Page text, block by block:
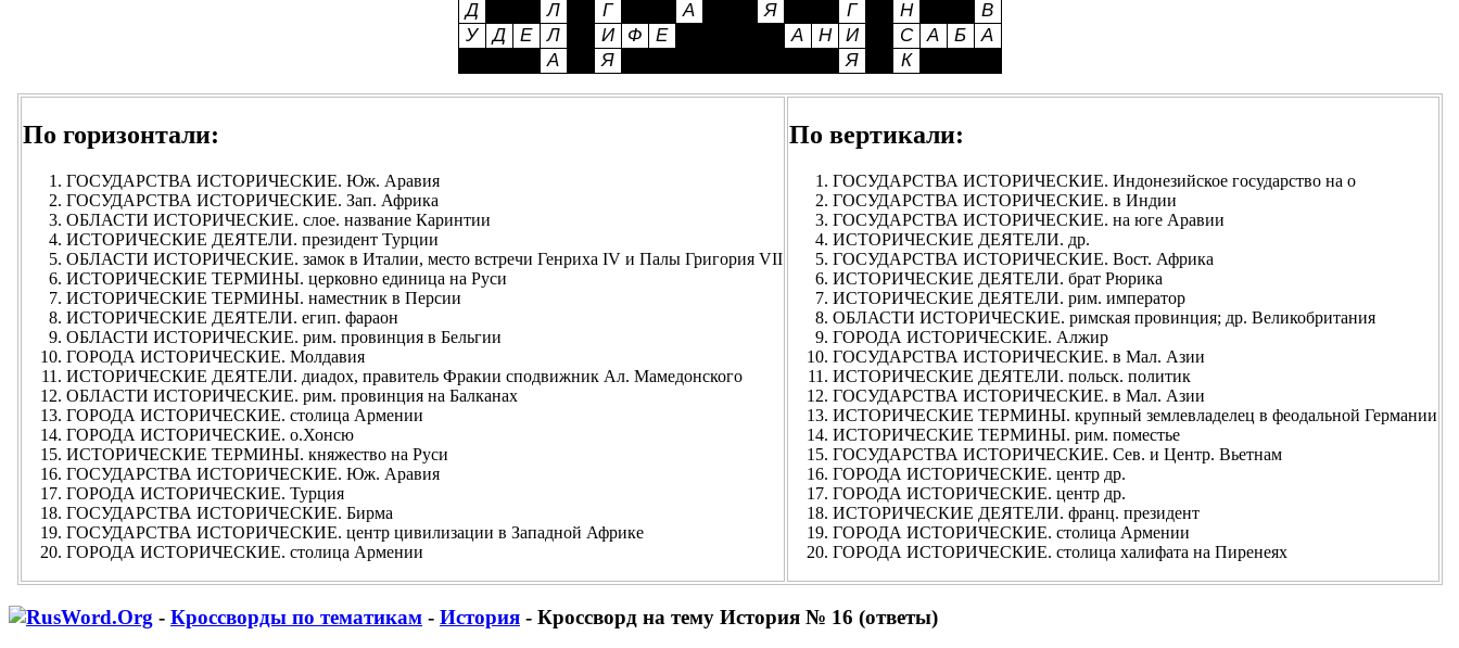
По горизонтали:
ГОСУДАРСТВА ИСТОРИЧЕСКИЕ. Юж. Аравия
ГОСУДАРСТВА ИСТОРИЧЕСКИЕ. Зап. Африка
ОБЛАСТИ ИСТОРИЧЕСКИЕ. слое. название Каринтии
ИСТОРИЧЕСКИЕ ДЕЯТЕЛИ. президент Турции
ОБЛАСТИ ИСТОРИЧЕСКИЕ. замок в Италии, место встречи Генриха IV и Палы Григория VII
ИСТОРИЧЕСКИЕ ТЕРМИНЫ. церковно единица на Руси
ИСТОРИЧЕСКИЕ ТЕРМИНЫ. наместник в Персии
ИСТОРИЧЕСКИЕ ДЕЯТЕЛИ. егип. фараон
ОБЛАСТИ ИСТОРИЧЕСКИЕ. рим. провинция в Бельгии
ГОРОДА ИСТОРИЧЕСКИЕ. Молдавия
ИСТОРИЧЕСКИЕ ДЕЯТЕЛИ. диадох, правитель Фракии сподвижник Ал. Мамедонского
ОБЛАСТИ ИСТОРИЧЕСКИЕ. рим. провинция на Балканах
ГОРОДА ИСТОРИЧЕСКИЕ. столица Армении
ГОРОДА ИСТОРИЧЕСКИЕ. о.Хонсю
ИСТОРИЧЕСКИЕ ТЕРМИНЫ. княжество на Руси
ГОСУДАРСТВА ИСТОРИЧЕСКИЕ. Юж. Аравия
ГОРОДА ИСТОРИЧЕСКИЕ. Турция
ГОСУДАРСТВА ИСТОРИЧЕСКИЕ. Бирма
ГОСУДАРСТВА ИСТОРИЧЕСКИЕ. центр цивилизации в Западной Африке
ГОРОДА ИСТОРИЧЕСКИЕ. столица Армении
По вертикали:
ГОСУДАРСТВА ИСТОРИЧЕСКИЕ. Индонезийское государство на о
ГОСУДАРСТВА ИСТОРИЧЕСКИЕ. в Индии
ГОСУДАРСТВА ИСТОРИЧЕСКИЕ. на юге Аравии
ИСТОРИЧЕСКИЕ ДЕЯТЕЛИ. др.
ГОСУДАРСТВА ИСТОРИЧЕСКИЕ. Вост. Африка
ИСТОРИЧЕСКИЕ ДЕЯТЕЛИ. брат Рюрика
ИСТОРИЧЕСКИЕ ДЕЯТЕЛИ. рим. император
ОБЛАСТИ ИСТОРИЧЕСКИЕ. римская провинция; др. Великобритания
ГОРОДА ИСТОРИЧЕСКИЕ. Алжир
ГОСУДАРСТВА ИСТОРИЧЕСКИЕ. в Мал. Азии
ИСТОРИЧЕСКИЕ ДЕЯТЕЛИ. польск. политик
ГОСУДАРСТВА ИСТОРИЧЕСКИЕ. в Мал. Азии
ИСТОРИЧЕСКИЕ ТЕРМИНЫ. крупный землевладелец в феодальной Германии
ИСТОРИЧЕСКИЕ ТЕРМИНЫ. рим. поместье
ГОСУДАРСТВА ИСТОРИЧЕСКИЕ. Сев. и Центр. Вьетнам
ГОРОДА ИСТОРИЧЕСКИЕ. центр др.
ГОРОДА ИСТОРИЧЕСКИЕ. центр др.
ИСТОРИЧЕСКИЕ ДЕЯТЕЛИ. франц. президент
ГОРОДА ИСТОРИЧЕСКИЕ. столица Армении
ГОРОДА ИСТОРИЧЕСКИЕ. столица халифата на Пиренеях
- Кроссворды по тематикам - История - Кроссворд на тему История № 16 (ответы)